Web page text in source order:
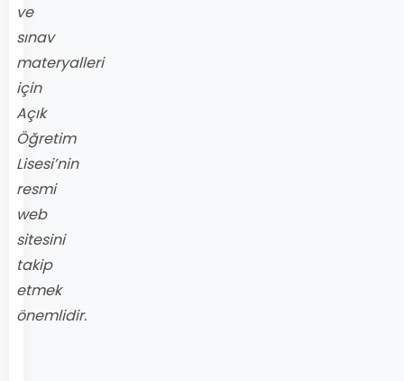
ve
sınav
materyalleri
için
Açık
Öğretim
Lisesi’nin
resmi
web
sitesini
takip
etmek
önemlidir.